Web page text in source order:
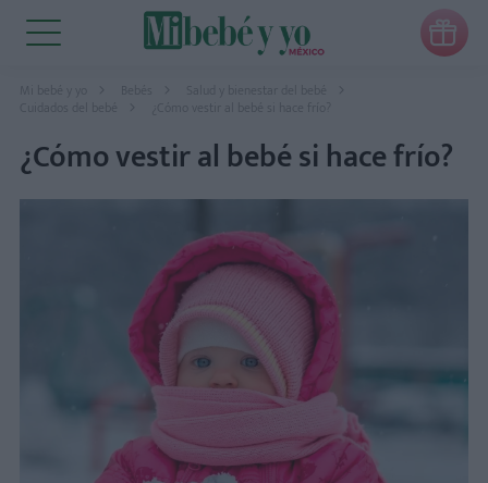

Mi bebé y yo Bebés
Salud y bienestar del bebé
¿Cómo vestir al bebé si hace frío?
¿Cómo vestir al bebé si hace frío?